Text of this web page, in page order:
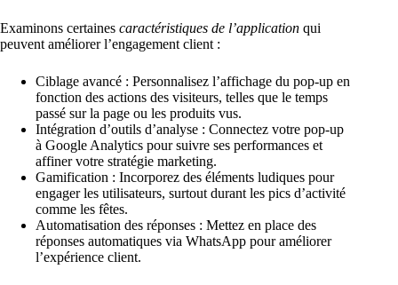
Examinons certaines caractéristiques de l’application qui
peuvent améliorer l’engagement client :
Ciblage avancé : Personnalisez l’affichage du pop-up en
fonction des actions des visiteurs, telles que le temps
passé sur la page ou les produits vus.
Intégration d’outils d’analyse : Connectez votre pop-up
à Google Analytics pour suivre ses performances et
affiner votre stratégie marketing.
Gamification : Incorporez des éléments ludiques pour
engager les utilisateurs, surtout durant les pics d’activité
comme les fêtes.
Automatisation des réponses : Mettez en place des
réponses automatiques via WhatsApp pour améliorer
l’expérience client.